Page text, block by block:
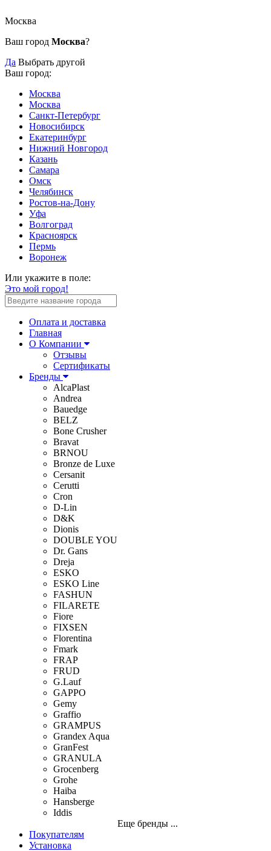
Москва
Ваш город Москва?
Да Выбрать другой
Ваш город:
Москва
Москва
Санкт-Петербург
Новосибирск
Екатеринбург
Нижний Новгород
Казань
Самара
Омск
Челябинск
Ростов-на-Дону
Уфа
Волгоград
Красноярск
Пермь
Воронеж
Или укажите в поле:
Это мой город!
Оплата и доставка
Главная
О Компании
Отзывы
Сертификаты
Бренды
AlcaPlast
Andrea
Bauedge
BELZ
Bone Crusher
Bravat
BRNOU
Bronze de Luxe
Cersanit
Cerutti
Cron
D-Lin
D&K
Dionis
DOUBLE YOU
Dr. Gans
Dreja
ESKO
ESKO Line
FASHUN
FILARETE
Fiore
FIXSEN
Florentina
Fmark
FRAP
FRUD
G.Lauf
GAPPO
Gemy
Graffio
GRAMPUS
Grandex Aqua
GranFest
GRANULA
Grocenberg
Grohe
Haiba
Hansberge
Iddis
Еще бренды ...
Покупателям
Установка